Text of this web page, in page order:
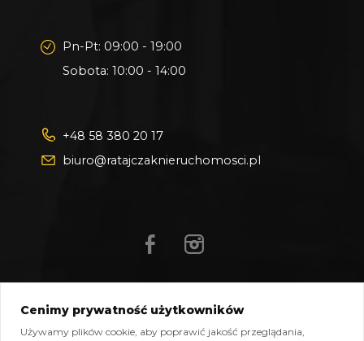
Pn-Pt: 09:00 - 19:00
Sobota: 10:00 - 14:00
+48 58 380 20 17
biuro@ratajczaknieruchomosci.pl
Cenimy prywatność użytkowników
Używamy plików cookie, aby poprawić jakość przeglądania,